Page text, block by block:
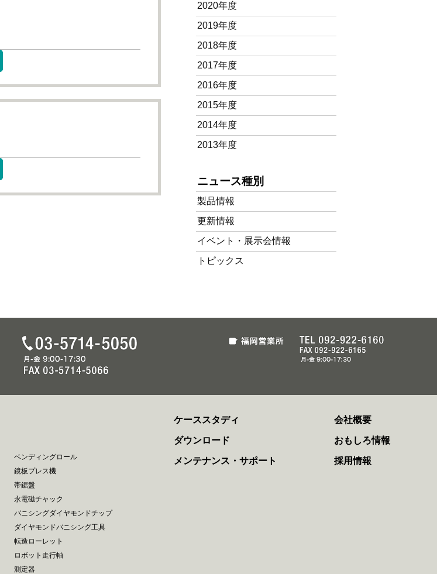
2020年度
2019年度
2018年度
2017年度
2016年度
2015年度
2014年度
2013年度
ニュース種別
製品情報
更新情報
イベント・展示会情報
トピックス
ベンディングロール
鏡板プレス機
帯鋸盤
永電磁チャック
バニシングダイヤモンドチップ
ダイヤモンドバニシング工具
転造ローレット
ロボット走行軸
測定器
ケーススタディ
ダウンロード
メンテナンス・サポート
会社概要
おもしろ情報
採用情報